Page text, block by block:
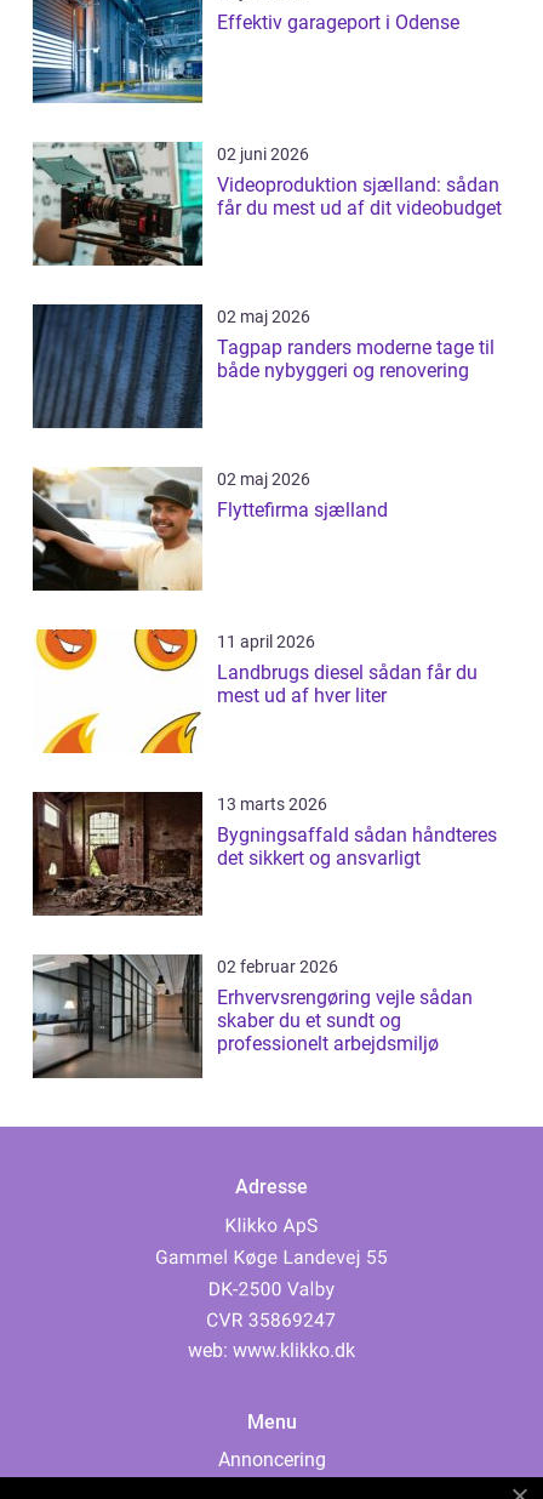
Effektiv garageport i Odense
02 juni 2026
Videoproduktion sjælland: sådan
får du mest ud af dit videobudget
02 maj 2026
Tagpap randers moderne tage til
både nybyggeri og renovering
02 maj 2026
Flyttefirma sjælland
11 april 2026
Landbrugs diesel sådan får du
mest ud af hver liter
13 marts 2026
Bygningsaffald sådan håndteres
det sikkert og ansvarligt
02 februar 2026
Erhvervsrengøring vejle sådan
skaber du et sundt og
professionelt arbejdsmiljø
Adresse
web: www.klikko.dk
Menu
Annoncering